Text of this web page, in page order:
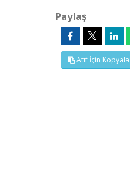
Paylaş
Atıf İçin Kopyala